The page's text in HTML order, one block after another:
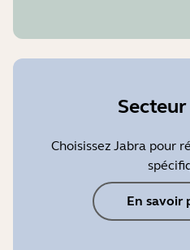
Choisissez Jabra pour
En savoir